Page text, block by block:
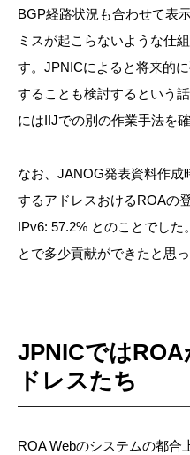
BGP経路状況も合わせて表
ミスが起こらないような仕
す。JPNICによると将来的
することも検討するという
にはIIJでの別の作業手法を
なお、JANOG発表資料作成
するアドレスおけるROAの
IPv6: 57.2% とのことでし
とで多少貢献ができたと思っ
JPNICでは
ドレスたち
ROA Webのシステムの都合